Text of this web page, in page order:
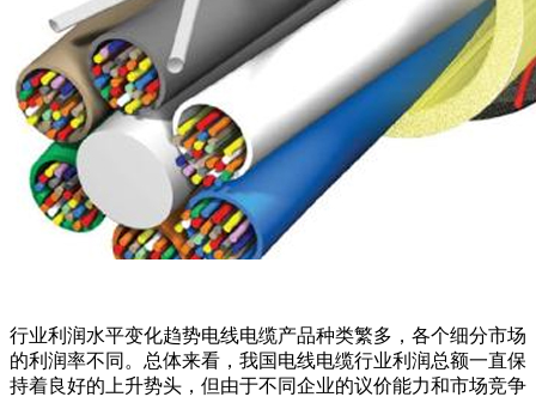
行业利润水平变化趋势电线电缆产品种类繁多，各个细分市场
的利润率不同。总体来看，我国电线电缆行业利润总额一直保
持着良好的上升势头，但由于不同企业的议价能力和市场竞争